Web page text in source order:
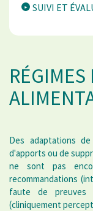
SUIVI ET
Des adaptations
d'apports ou de
ne sont pas
recommandations
faute de preuves
(cliniquement